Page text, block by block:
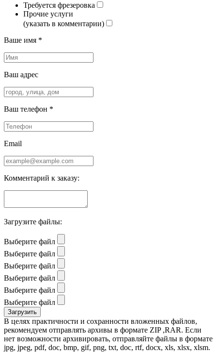
Требуется фрезеровка
Прочие услуги
(указать в комментарии)
Ваше имя *
Ваш адрес
Ваш телефон *
Email
Комментарий к заказу:
Загрузите файлы:
Выберите файл
Выберите файл
Выберите файл
Выберите файл
Выберите файл
Выберите файл
В целях практичности и сохранности вложенных файлов,
рекомендуем отправлять архивы в формате ZIP ,RAR. Если
нет возможности архивировать, отправляйте файлы в формате
jpg, jpeg, pdf, doc, bmp, gif, png, txt, doc, rtf, docx, xls, xlsx, xlsm.